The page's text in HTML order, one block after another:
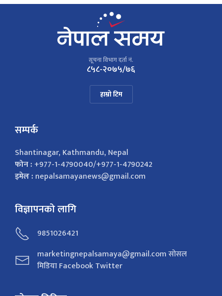
सूचना विभाग दर्ता नं.
८५८-२०७५/७६
हाम्रो टिम
सम्पर्क
Shantinagar, Kathmandu, Nepal
फोन :+977-1-4790040/+977-1-4790242
इमेल :nepalsamayanews@gmail.com
विज्ञापनको लागि
9851026421
marketingnepalsamaya@gmail.com सोसल
मिडिया Facebook Twitter